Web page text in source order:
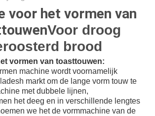
voor het vormen van
Voor droog
brood
vormen van toasttouwen:
machine wordt voornamelijk
markt om de lange vorm touw te
met dubbele lijnen,
het deeg en in verschillende lengtes
we het de vormmachine van de